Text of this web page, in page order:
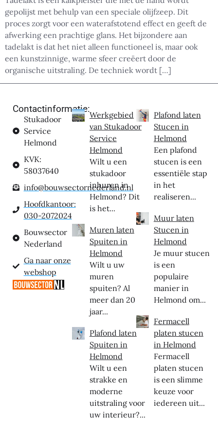
gepolijst met behulp van een speciale olijfzeep. Dit
proces zorgt voor een waterafstotend effect en geeft de
afwerking een prachtige glans. Het bijzondere aan
tadelakt is dat het niet alleen functioneel is, maar ook
een kunstzinnige, warme sfeer creëert door de
organische uitstraling. De techniek wordt […]
Contactinformatie:
Stukadoor
Service
Helmond
KVK:
58037640
info@bouwsectornederland.nl
Hoofdkantoor:
030-2072024
Bouwsector
Nederland
Ga naar onze
webshop
Werkgebied
van Stukadoor
Service
Helmond
Wilt u een
stukadoor
inhuren in
Helmond? Dit
is het...
Muren laten
Spuiten in
Helmond
Wilt u uw
muren
spuiten? Al
meer dan 20
jaar...
Plafond laten
Spuiten in
Helmond
Wilt u een
strakke en
moderne
uitstraling voor
uw interieur?...
Plafond laten
Stucen in
Helmond
Een plafond
stucen is een
essentiële stap
in het
realiseren...
Muur laten
Stucen in
Helmond
Je muur stucen
is een
populaire
manier in
Helmond om...
Fermacell
platen stucen
in Helmond
Fermacell
platen stucen
is een slimme
keuze voor
iedereen uit...